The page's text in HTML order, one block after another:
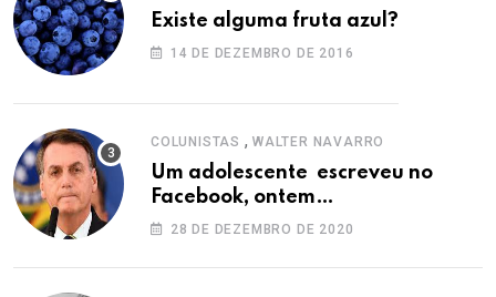
Existe alguma fruta azul?
14 DE DEZEMBRO DE 2016
COLUNISTAS , WALTER NAVARRO
Um adolescente escreveu no
Facebook, ontem…
28 DE DEZEMBRO DE 2020